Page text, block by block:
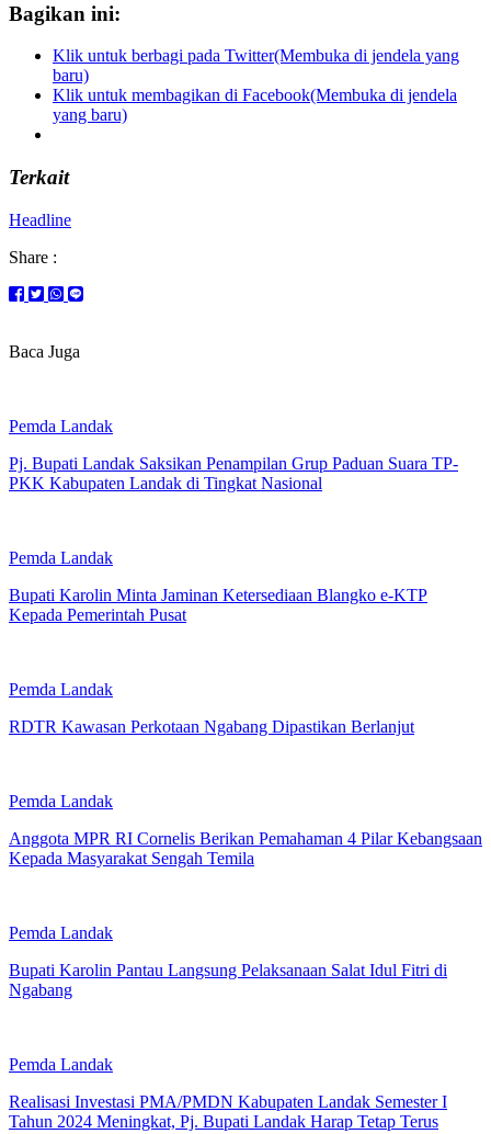
Bagikan ini:
Klik untuk berbagi pada Twitter(Membuka di jendela yang
baru)
Klik untuk membagikan di Facebook(Membuka di jendela
yang baru)
Terkait
Headline
Share :
Baca Juga
Pemda Landak
Pj. Bupati Landak Saksikan Penampilan Grup Paduan Suara TP-
PKK Kabupaten Landak di Tingkat Nasional
Pemda Landak
Bupati Karolin Minta Jaminan Ketersediaan Blangko e-KTP
Kepada Pemerintah Pusat
Pemda Landak
RDTR Kawasan Perkotaan Ngabang Dipastikan Berlanjut
Pemda Landak
Anggota MPR RI Cornelis Berikan Pemahaman 4 Pilar Kebangsaan
Kepada Masyarakat Sengah Temila
Pemda Landak
Bupati Karolin Pantau Langsung Pelaksanaan Salat Idul Fitri di
Ngabang
Pemda Landak
Realisasi Investasi PMA/PMDN Kabupaten Landak Semester I
Tahun 2024 Meningkat, Pj. Bupati Landak Harap Tetap Terus